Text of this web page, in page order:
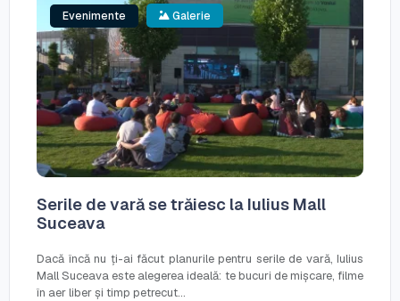
Evenimente Galerie
Serile de vară se trăiesc la Iulius Mall
Suceava
Dacă încă nu ți-ai făcut planurile pentru serile de vară, Iulius
Mall Suceava este alegerea ideală: te bucuri de mișcare, filme
în aer liber și timp petrecut...